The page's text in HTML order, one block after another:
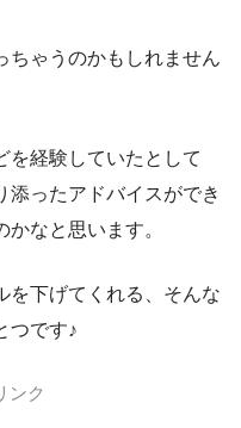
ちゃうのかもしれません
を経験していたとして
添ったアドバイスができ
なと思います。
を下げてくれる、そんな
つです♪
ンク